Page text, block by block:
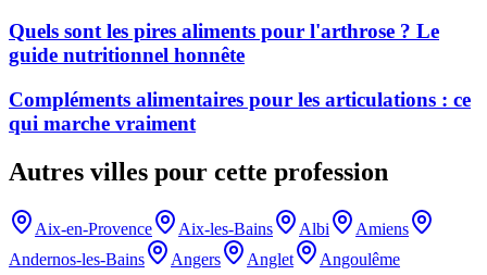
Quels sont les pires aliments pour l'arthrose ? Le
guide nutritionnel honnête
Compléments alimentaires pour les articulations : ce
qui marche vraiment
Autres villes pour cette profession
Aix-en-Provence Aix-les-Bains Albi
Amiens
Andernos-les-Bains
Angers Anglet Angoulême